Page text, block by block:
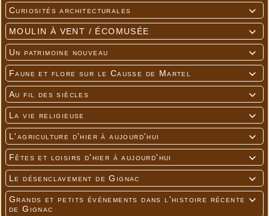

Curiosités architecturales

MOULIN À VENT / ÉCOMUSÉE

Un patrimoine nouveau

Faune et flore sur le Causse de Martel

Au fil des siècles

La vie religieuse

L'agriculture d'hier à aujourd'hui

Fêtes et loisirs d'hier à aujourd'hui

Le désenclavement de Gignac

Grands et petits événements dans l'histoire récente
de Gignac